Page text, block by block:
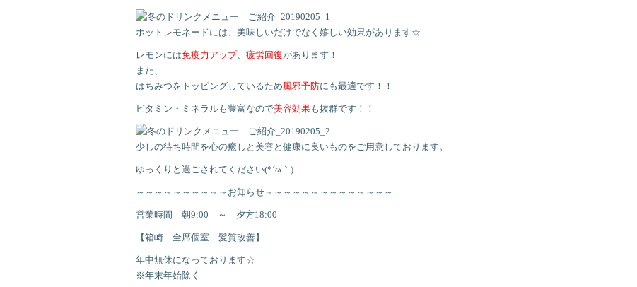
ホットレモネードには、美味しいだけでなく嬉しい効果があります☆
レモンには免疫力アップ、 疲労回復があります！
また、
はちみつをトッピングしているため風邪予防にも最適です！！
ビタミン・ミネラルも豊富なので美容効果も抜群です！！
少しの待ち時間を心の癒しと美容と健康に良いものをご用意しております。
ゆっくりと過ごされてください(*´ω｀)
～～～～～～～～～～お知らせ～～～～～～～～～～～～～～
営業時間 朝9:00 ～ 夕方18:00
【箱崎 全席個室 髪質改善】
年中無休になっております☆
※年末年始除く